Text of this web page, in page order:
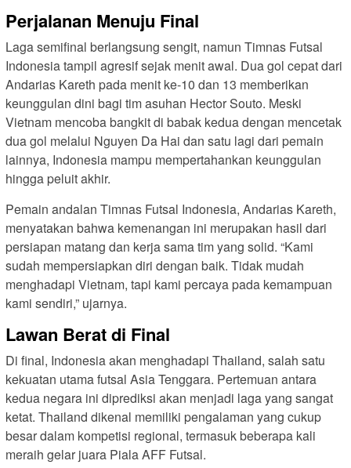
Perjalanan Menuju Final
Laga semifinal berlangsung sengit, namun Timnas Futsal
Indonesia tampil agresif sejak menit awal. Dua gol cepat dari
Andarias Kareth pada menit ke-10 dan 13 memberikan
keunggulan dini bagi tim asuhan Hector Souto. Meski
Vietnam mencoba bangkit di babak kedua dengan mencetak
dua gol melalui Nguyen Da Hai dan satu lagi dari pemain
lainnya, Indonesia mampu mempertahankan keunggulan
hingga peluit akhir.
Pemain andalan Timnas Futsal Indonesia, Andarias Kareth,
menyatakan bahwa kemenangan ini merupakan hasil dari
persiapan matang dan kerja sama tim yang solid. “Kami
sudah mempersiapkan diri dengan baik. Tidak mudah
menghadapi Vietnam, tapi kami percaya pada kemampuan
kami sendiri,” ujarnya.
Lawan Berat di Final
Di final, Indonesia akan menghadapi Thailand, salah satu
kekuatan utama futsal Asia Tenggara. Pertemuan antara
kedua negara ini diprediksi akan menjadi laga yang sangat
ketat. Thailand dikenal memiliki pengalaman yang cukup
besar dalam kompetisi regional, termasuk beberapa kali
meraih gelar juara Piala AFF Futsal.